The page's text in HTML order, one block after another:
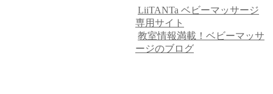
LiiTANTa ベビーマッサージ
専用サイト
教室情報満載！ベビーマッサ
ージのブログ